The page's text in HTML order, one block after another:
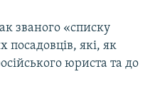
званого «списку
посадовців, які, як
юриста та до